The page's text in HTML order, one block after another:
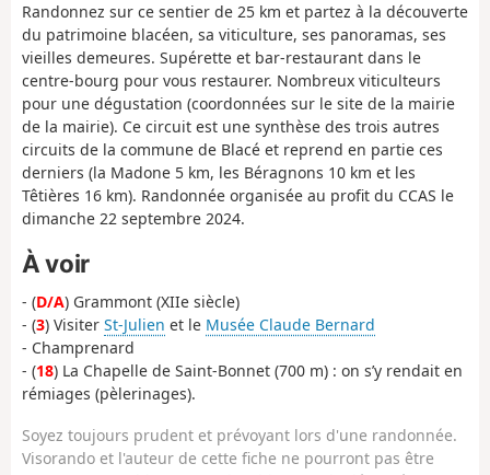
Randonnez sur ce sentier de 25 km et partez à la découverte
du patrimoine blacéen, sa viticulture, ses panoramas, ses
vieilles demeures. Supérette et bar-restaurant dans le
centre-bourg pour vous restaurer. Nombreux viticulteurs
pour une dégustation (coordonnées sur le site de la mairie
de la mairie). Ce circuit est une synthèse des trois autres
circuits de la commune de Blacé et reprend en partie ces
derniers (la Madone 5 km, les Béragnons 10 km et les
Têtières 16 km). Randonnée organisée au profit du CCAS le
dimanche 22 septembre 2024.
À voir
- (D/A) Grammont (XIIe siècle)
- (3) Visiter St-Julien et le Musée Claude Bernard
- Champrenard
- (18) La Chapelle de Saint-Bonnet (700 m) : on s’y rendait en
rémiages (pèlerinages).
Soyez toujours prudent et prévoyant lors d'une randonnée.
Visorando et l'auteur de cette fiche ne pourront pas être